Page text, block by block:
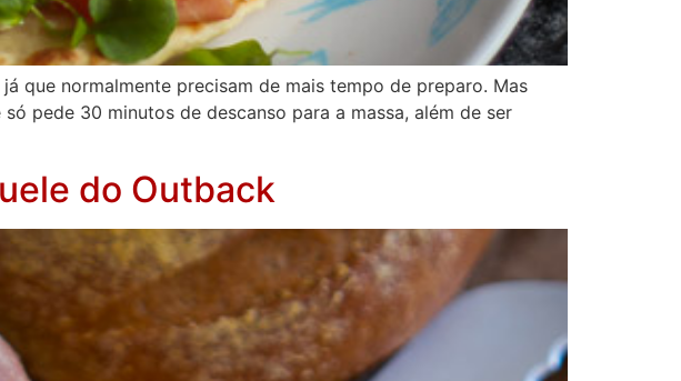
que normalmente precisam de mais tempo de preparo. Mas
pede 30 minutos de descanso para a massa, além de ser
do Outback